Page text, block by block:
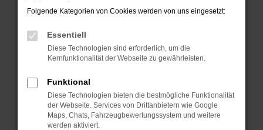
Prüfe deine Browsererweiterungen.
können das Laden bestimmter Seiten
verhindern. Funktioniert die Seite in einem
anderen Browser oder in einem privaten
Starte dein Gerät neu.
Das kann manchmal helfen, vorübergehende
Probleme zu beheben.
Folgende Kategorien von Cookies werden von uns eingesetzt:
Essentiell
Diese Technologien sind erforderlich, um die
Kernfunktionalität der Webseite zu gewährleisten.
Funktional
Diese Technologien bieten die bestmögliche Funktionalität
der Webseite. Services von Drittanbietern wie Google
Maps, Chats, Fahrzeugbewertungssystem und weitere
werden aktiviert.